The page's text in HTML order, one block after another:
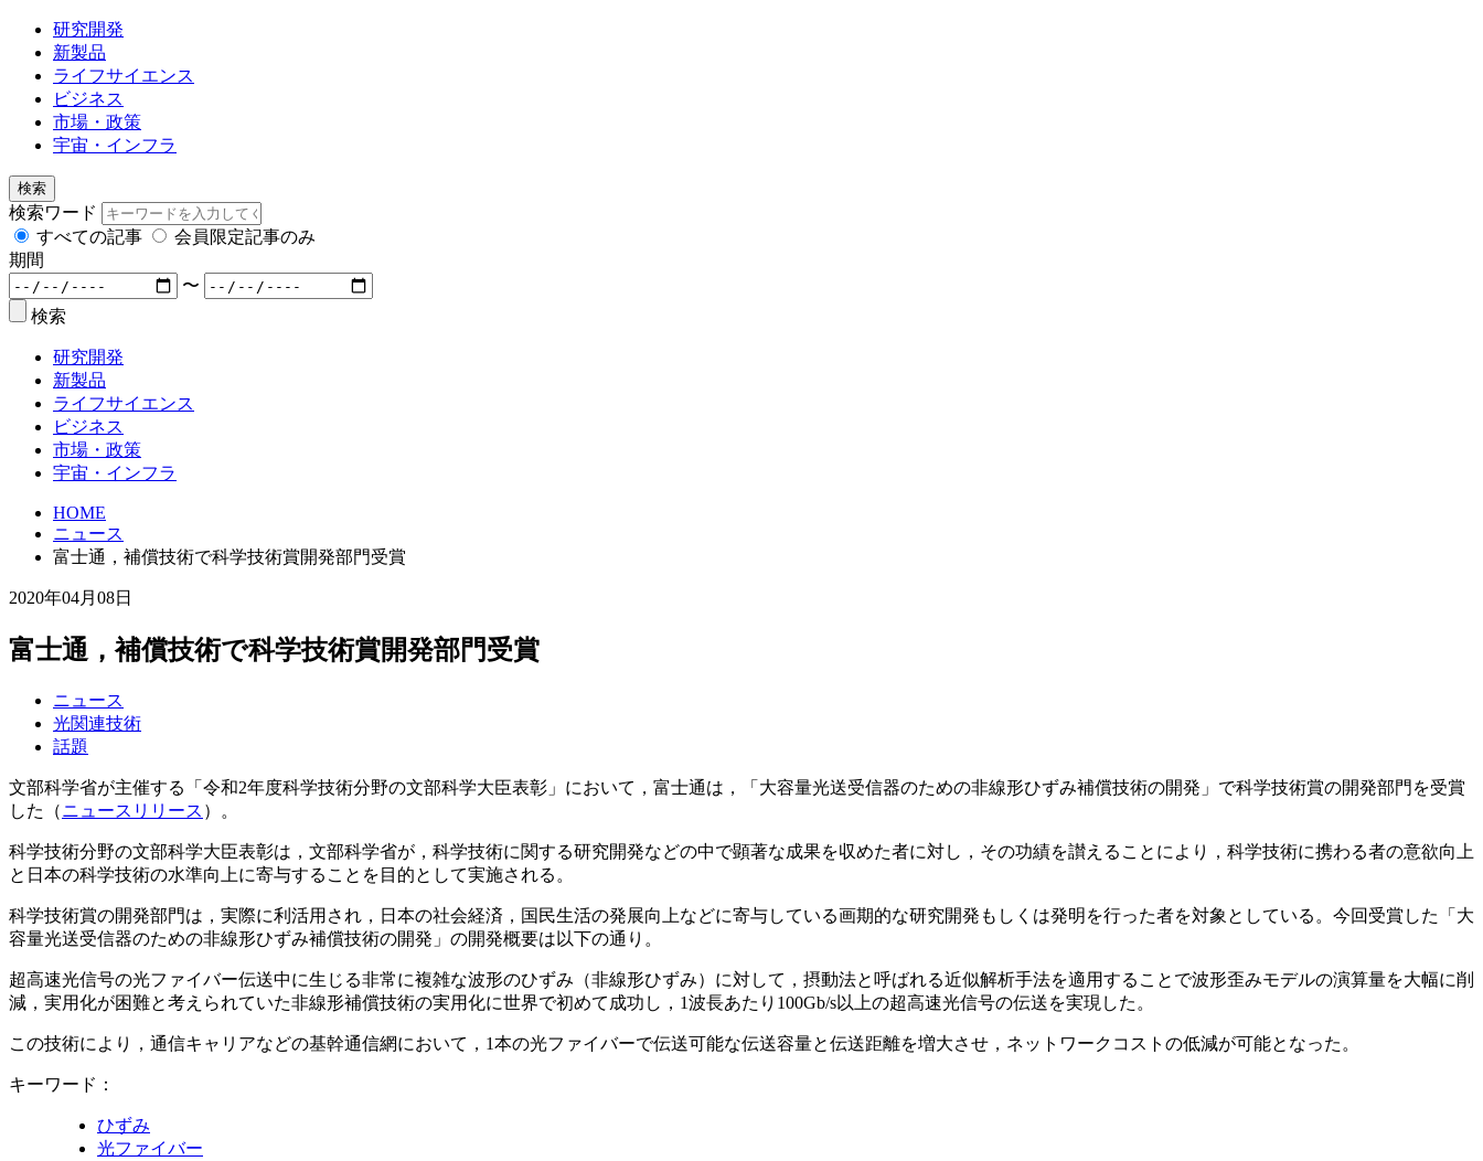
研究開発
新製品
ライフサイエンス
ビジネス
市場・政策
宇宙・インフラ
検索
検索ワード
すべての記事
会員限定記事のみ
期間
〜
検索
研究開発
新製品
ライフサイエンス
ビジネス
市場・政策
宇宙・インフラ
HOME
ニュース
富士通，補償技術で科学技術賞開発部門受賞
2020年04月08日
富士通，補償技術で科学技術賞開発部門受賞
ニュース
光関連技術
話題
文部科学省が主催する「令和2年度科学技術分野の文部科学大臣表彰」において，富士通は，「大容量光送受信器のための非線形ひずみ補償技術の開発」で科学技術賞の開発部門を受賞
した（ニュースリリース ）。
科学技術分野の文部科学大臣表彰は，文部科学省が，科学技術に関する研究開発などの中で顕著な成果を収めた者に対し，その功績を讃えることにより，科学技術に携わる者の意欲向上
と日本の科学技術の水準向上に寄与することを目的として実施される。
科学技術賞の開発部門は，実際に利活用され，日本の社会経済，国民生活の発展向上などに寄与している画期的な研究開発もしくは発明を行った者を対象としている。今回受賞した「大
容量光送受信器のための非線形ひずみ補償技術の開発」の開発概要は以下の通り。
超高速光信号の光ファイバー伝送中に生じる非常に複雑な波形のひずみ（非線形ひずみ）に対して，摂動法と呼ばれる近似解析手法を適用することで波形歪みモデルの演算量を大幅に削
減，実用化が困難と考えられていた非線形補償技術の実用化に世界で初めて成功し，1波長あたり100Gb/s以上の超高速光信号の伝送を実現した。
この技術により，通信キャリアなどの基幹通信網において，1本の光ファイバーで伝送可能な伝送容量と伝送距離を増大させ，ネットワークコストの低減が可能となった。
キーワード：
ひずみ
光ファイバー